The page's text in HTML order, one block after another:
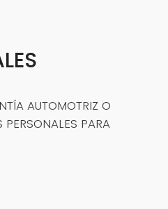
AUTOMOTRIZ O
PARA